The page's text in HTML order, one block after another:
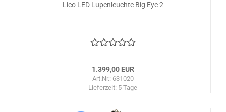
Lico LED Lupenleuchte Big Eye 2
1.399,00 EUR
Art.Nr.: 631020
Lieferzeit: 5 Tage